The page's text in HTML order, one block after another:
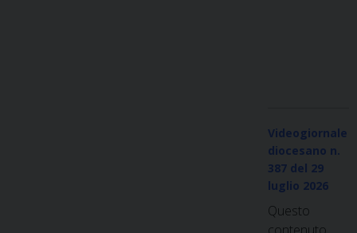
Videogiornale
diocesano n.
387 del 29
luglio 2026
Questo